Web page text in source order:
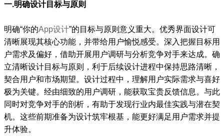
一.明确设计目标与原则
明确“你的App设计”的目标与原则意义重大。优秀界面设计可
清晰展现其核心功能，并带给用户愉悦感受。深入把握目标用
户需求及偏好，借助开展用户调研与分析竞争对手来达成。确
立清晰设计目标与原则，利于后续设计进程中保持思路清晰，
契合用户和市场期望。设计过程中，理解用户实际需求与喜好
极为关键。经由细致的用户调研，能获取宝贵反馈信息。与此
同时对竞争对手的剖析，有助于发现行业内最佳实践与潜在契
机。这些前期准备为设计筑牢根基，能更好满足用户需求并提
升体验。